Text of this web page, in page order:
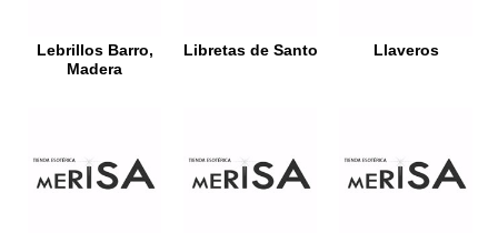
Lebrillos Barro,
Madera
Libretas de Santo Llaveros